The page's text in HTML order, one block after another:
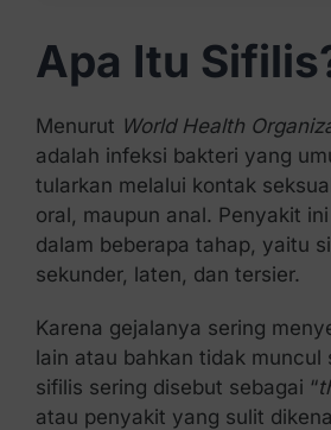
Apa Itu
Menurut World Health
adalah infeksi bakteri yang
tularkan melalui kontak
oral, maupun anal. Penyakit
dalam beberapa tahap, yaitu
sekunder, laten, dan tersier.
Karena gejalanya sering
lain atau bahkan tidak muncul
sifilis sering disebut sebagai “
atau penyakit yang sulit